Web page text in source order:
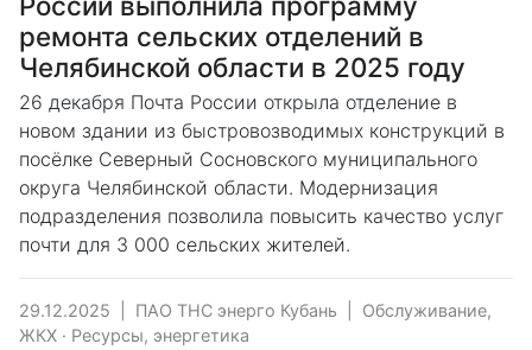
ремонта сельских отделений в
Челябинской области в 2025 году
26 декабря Почта России открыла отделение в
новом здании из быстровозводимых конструкций в
посёлке Северный Сосновского муниципального
округа Челябинской области. Модернизация
подразделения позволила повысить качество услуг
почти для 3 000 сельских жителей.
29.12.2025 ПАО ТНС энерго Кубань
Обслуживание,
ЖКХ · Ресурсы, энергетика